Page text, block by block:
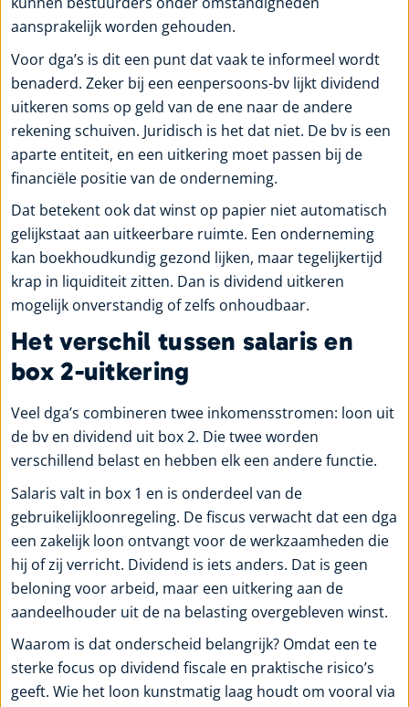
aansprakelijk worden gehouden.
Voor dga’s is dit een punt dat vaak te informeel wordt
benaderd. Zeker bij een eenpersoons-bv lijkt dividend
uitkeren soms op geld van de ene naar de andere
rekening schuiven. Juridisch is het dat niet. De bv is een
aparte entiteit, en een uitkering moet passen bij de
financiële positie van de onderneming.
Dat betekent ook dat winst op papier niet automatisch
gelijkstaat aan uitkeerbare ruimte. Een onderneming
kan boekhoudkundig gezond lijken, maar tegelijkertijd
krap in liquiditeit zitten. Dan is dividend uitkeren
mogelijk onverstandig of zelfs onhoudbaar.
Het verschil tussen salaris en
box 2-uitkering
Veel dga’s combineren twee inkomensstromen: loon uit
de bv en dividend uit box 2. Die twee worden
verschillend belast en hebben elk een andere functie.
Salaris valt in box 1 en is onderdeel van de
gebruikelijkloonregeling. De fiscus verwacht dat een dga
een zakelijk loon ontvangt voor de werkzaamheden die
hij of zij verricht. Dividend is iets anders. Dat is geen
beloning voor arbeid, maar een uitkering aan de
aandeelhouder uit de na belasting overgebleven winst.
Waarom is dat onderscheid belangrijk? Omdat een te
sterke focus op dividend fiscale en praktische risico’s
geeft. Wie het loon kunstmatig laag houdt om vooral via